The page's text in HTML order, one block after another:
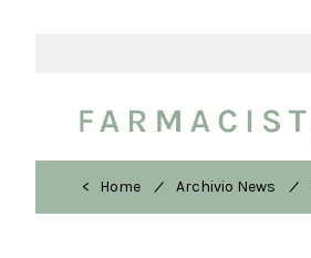
< Home / Archivio News /